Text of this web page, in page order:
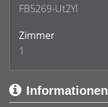
FB5269-Ut2Yl
Zimmer
1
Informationen